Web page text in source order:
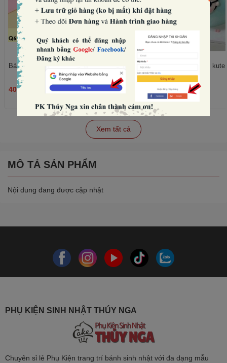
Bánh quy tim hồng mix mẫu (180gam).
40.000₫ THÊM
Set nặn mặt, chân, tay kute
45.000₫
Xem tất cả
MÔ TẢ SẢN PHẨM
Nội dung đang được cập nhật
PHỤ KIỆN SINH NHẬT THÚY NGA
Chuyên sỉ lẻ Phụ Kiện trang trí bánh sinh nhật với đa dạng mẫu